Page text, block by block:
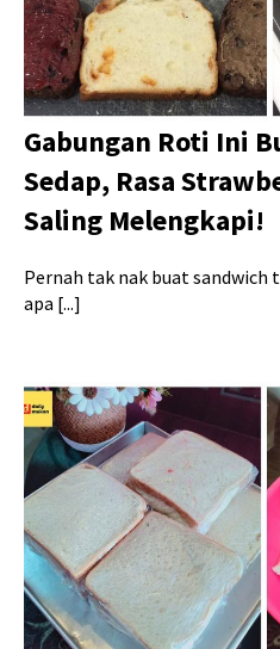
Gabungan Roti Ini
Sedap, Rasa
Saling Melengkapi!
Pernah tak nak buat sandwich
apa [...]